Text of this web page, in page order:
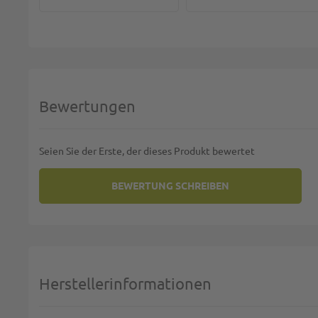
Bewertungen
Seien Sie der Erste, der dieses Produkt bewertet
BEWERTUNG SCHREIBEN
Herstellerinformationen